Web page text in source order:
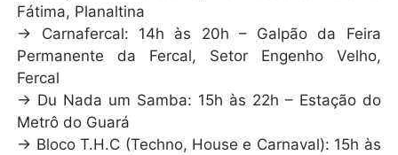
Fátima, Planaltina
→ Carnafercal: 14h às 20h – Galpão da Feira
Permanente da Fercal, Setor Engenho Velho,
Fercal
→ Du Nada um Samba: 15h às 22h – Estação do
Metrô do Guará
→ Bloco T.H.C (Techno, House e Carnaval): 15h às